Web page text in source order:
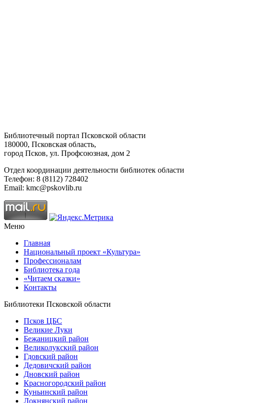
Библиотечный портал Псковской области
180000, Псковская область,
город Псков, ул. Профсоюзная, дом 2
Отдел координации деятельности библиотек области
Телефон: 8 (8112) 728402
Email: kmc@pskovlib.ru
Меню
Главная
Национальный проект «Культура»
Профессионалам
Библиотека года
«Читаем сказки»
Контакты
Библиотеки Псковской области
Псков ЦБС
Великие Луки
Бежаницкий район
Великолукский район
Гдовский район
Дедовичский район
Дновский район
Красногородский район
Куньинский район
Локнянский район